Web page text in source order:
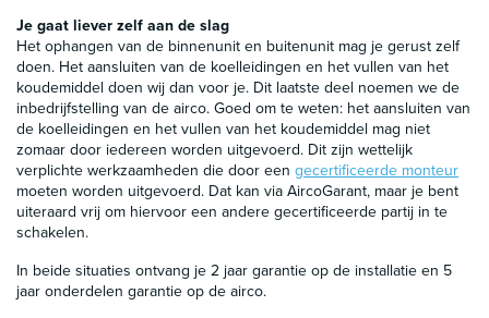
Je gaat liever zelf aan de slag
Het ophangen van de binnenunit en buitenunit mag je gerust zelf
doen. Het aansluiten van de koelleidingen en het vullen van het
koudemiddel doen wij dan voor je. Dit laatste deel noemen we de
inbedrijfstelling van de airco. Goed om te weten: het aansluiten van
de koelleidingen en het vullen van het koudemiddel mag niet
zomaar door iedereen worden uitgevoerd. Dit zijn wettelijk
verplichte werkzaamheden die door een gecertificeerde monteur
moeten worden uitgevoerd. Dat kan via AircoGarant, maar je bent
uiteraard vrij om hiervoor een andere gecertificeerde partij in te
schakelen.
In beide situaties ontvang je 2 jaar garantie op de installatie en 5
jaar onderdelen garantie op de airco.